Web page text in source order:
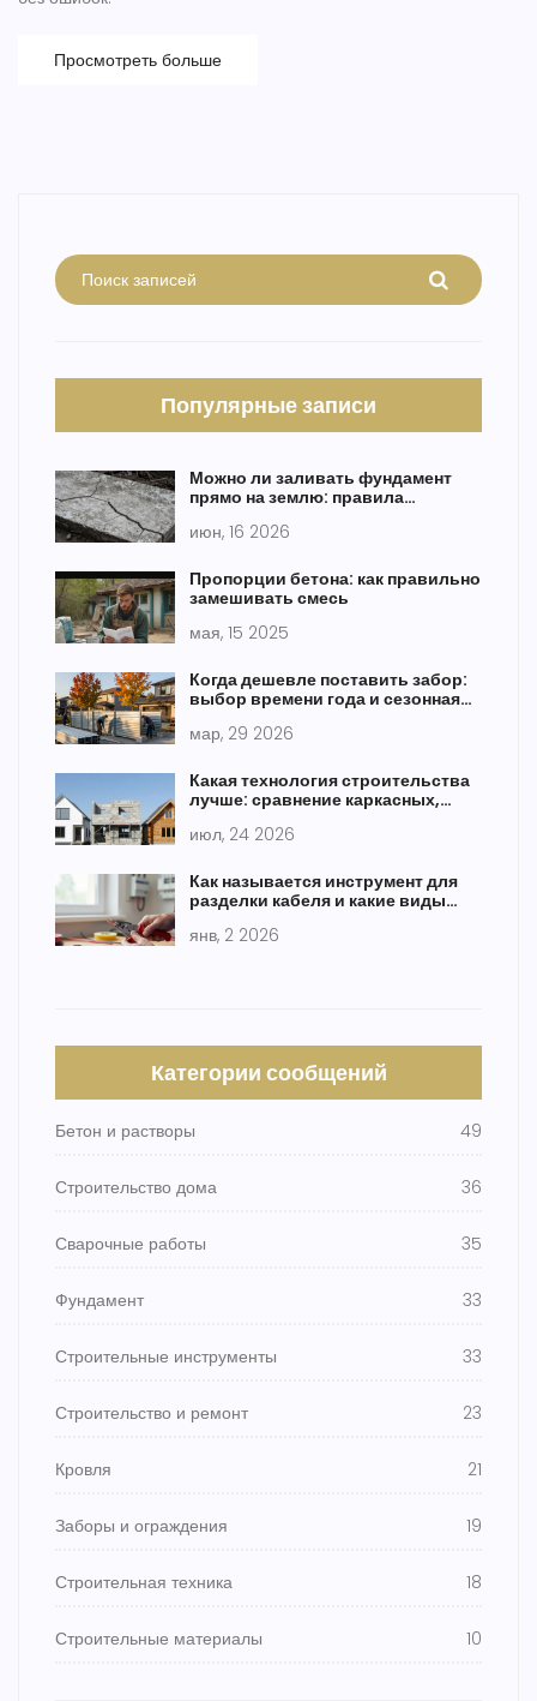
Просмотреть больше
Популярные записи
Можно ли заливать фундамент
прямо на землю: правила
июн, 16 2026
Пропорции бетона: как правильно
замешивать смесь
мая, 15 2025
Когда дешевле поставить забор:
выбор времени года и сезонная
мар, 29 2026
Какая технология строительства
лучше: сравнение каркасных,
июл, 24 2026
Как называется инструмент для
разделки кабеля и какие виды
янв, 2 2026
Категории сообщений
Бетон и растворы 49
Строительство дома 36
Сварочные работы 35
Фундамент 33
Строительные инструменты 33
Строительство и ремонт 23
Кровля 21
Заборы и ограждения 19
Строительная техника 18
Строительные материалы 10